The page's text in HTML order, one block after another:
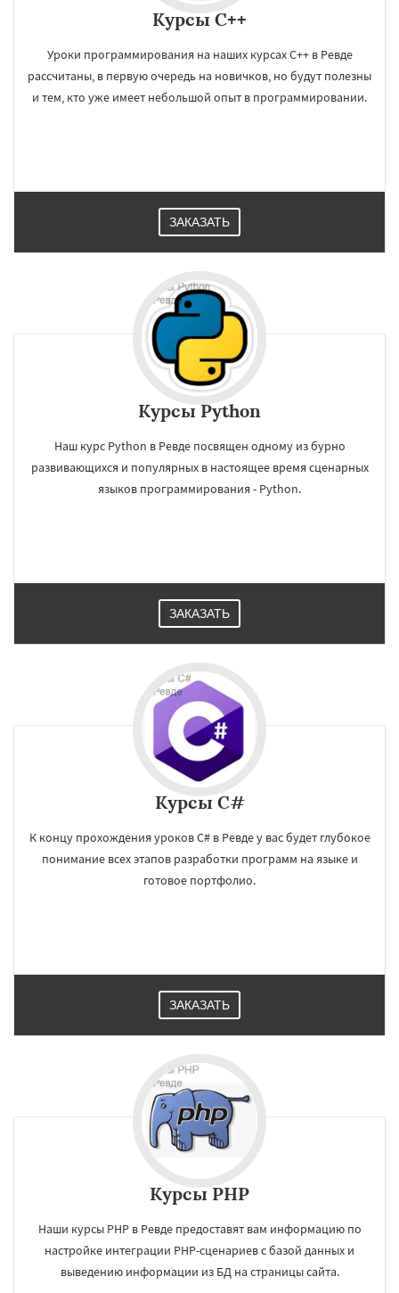
Курсы C++
Уроки программирования на наших курсах C++ в Ревде
рассчитаны, в первую очередь на новичков, но будут полезны
и тем, кто уже имеет небольшой опыт в программировании.
ЗАКАЗАТЬ
Курсы Python
Наш курс Python в Ревде посвящен одному из бурно
развивающихся и популярных в настоящее время сценарных
языков программирования - Python.
ЗАКАЗАТЬ
Курсы C#
К концу прохождения уроков C# в Ревде у вас будет глубокое
понимание всех этапов разработки программ на языке и
готовое портфолио.
ЗАКАЗАТЬ
Курсы PHP
Наши курсы PHP в Ревде предоставят вам информацию по
настройке интеграции PHP-сценариев с базой данных и
выведению информации из БД на страницы сайта.